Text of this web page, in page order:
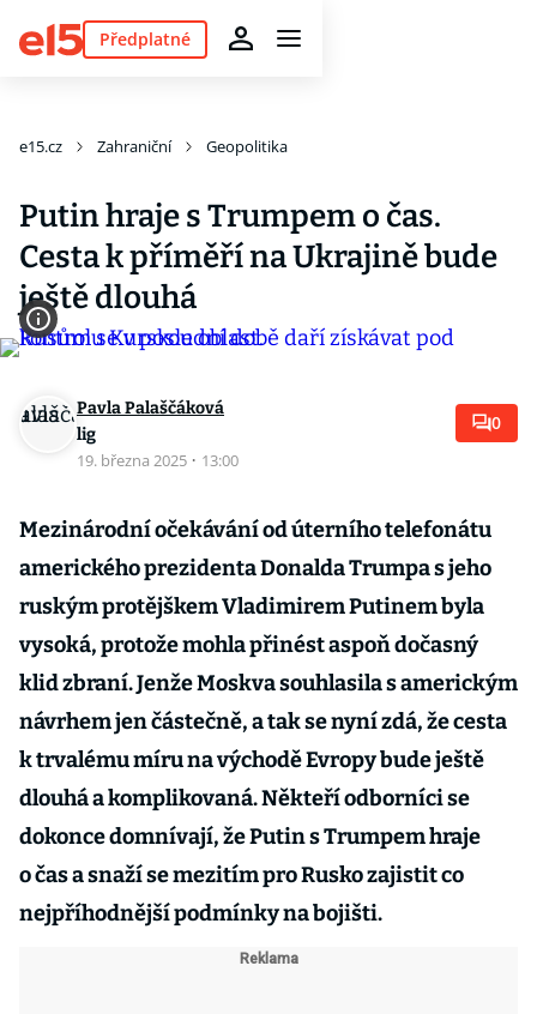
Předplatné
e15.cz Zahraniční Geopolitika
Putin hraje s Trumpem o čas.
Cesta k příměří na Ukrajině bude
ještě dlouhá
Pavla Palaščáková
lig
19. března 2025 · 13:00
0
Mezinárodní očekávání od úterního telefonátu
amerického prezidenta Donalda Trumpa s jeho
ruským protějškem Vladimirem Putinem byla
vysoká, protože mohla přinést aspoň dočasný
klid zbraní. Jenže Moskva souhlasila s americkým
návrhem jen částečně, a tak se nyní zdá, že cesta
k trvalému míru na východě Evropy bude ještě
dlouhá a komplikovaná. Někteří odborníci se
dokonce domnívají, že Putin s Trumpem hraje
o čas a snaží se mezitím pro Rusko zajistit co
nejpříhodnější podmínky na bojišti.